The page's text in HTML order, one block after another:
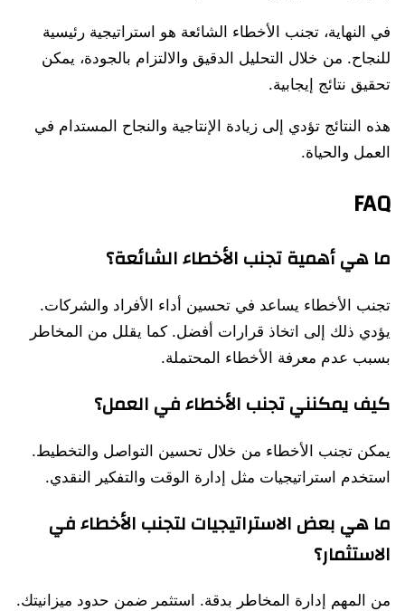
في النهاية، تجنب الأخطاء الشائعة هو استراتيجية رئيسية
للنجاح. من خلال التحليل الدقيق والالتزام بالجودة، يمكن
تحقيق نتائج إيجابية.
هذه النتائج تؤدي إلى زيادة الإنتاجية والنجاح المستدام في
العمل والحياة.
FAQ
ما هي أهمية تجنب الأخطاء الشائعة؟
تجنب الأخطاء يساعد في تحسين أداء الأفراد والشركات.
يؤدي ذلك إلى اتخاذ قرارات أفضل. كما يقلل من المخاطر
بسبب عدم معرفة الأخطاء المحتملة.
كيف يمكنني تجنب الأخطاء في العمل؟
يمكن تجنب الأخطاء من خلال تحسين التواصل والتخطيط.
استخدم استراتيجيات مثل إدارة الوقت والتفكير النقدي.
ما هي بعض الاستراتيجيات لتجنب الأخطاء في
الاستثمار؟
من المهم إدارة المخاطر بدقة. استثمر ضمن حدود ميزانيتك.